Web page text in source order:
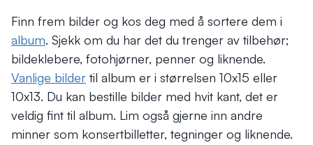
Finn frem bilder og kos deg med å sortere dem i
album. Sjekk om du har det du trenger av tilbehør;
bildeklebere, fotohjørner, penner og liknende.
Vanlige bilder til album er i størrelsen 10x15 eller
10x13. Du kan bestille bilder med hvit kant, det er
veldig fint til album. Lim også gjerne inn andre
minner som konsertbilletter, tegninger og liknende.